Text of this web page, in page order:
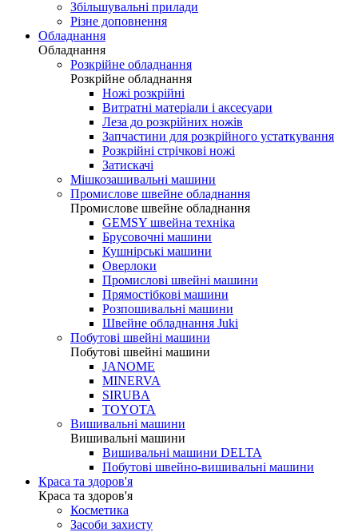
Збільшувальні прилади
Різне доповнення
Обладнання
Обладнання
Розкрійне обладнання
Розкрійне обладнання
Ножі розкрійні
Витратні матеріали і аксесуари
Леза до розкрійних ножів
Запчастини для розкрійного устаткування
Розкрійні стрічкові ножі
Затискачі
Мішкозашивальні машини
Промислове швейне обладнання
Промислове швейне обладнання
GEMSY швейна техніка
Брусовочні машини
Кушнірські машини
Оверлоки
Промислові швейні машини
Прямостібкові машини
Розпошивальні машини
Швейне обладнання Juki
Побутові швейні машини
Побутові швейні машини
JANOME
MINERVA
SIRUBA
TOYOTA
Вишивальні машини
Вишивальні машини
Вишивальні машини DELTA
Побутові швейно-вишивальні машини
Краса та здоров'я
Краса та здоров'я
Косметика
Засоби захисту